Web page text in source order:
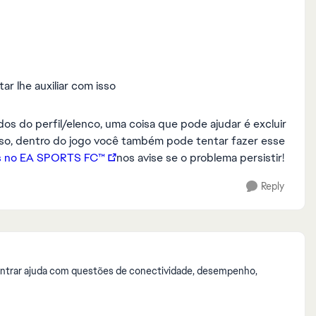
lhe auxiliar com isso
do perfil/elenco, uma coisa que pode ajudar é excluir
dentro do jogo você também pode tentar fazer esse
EA SPORTS FC™
nos avise se o problema persistir!
Reply
ajuda com questões de conectividade, desempenho,